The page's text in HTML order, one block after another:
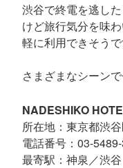
渋谷で終電を逃し
けど旅行気分を味
軽に利用できそうで
さまざまなシーン
NADESHIKO
所在地：東京都渋
電話番号：03-
最寄駅：神泉／渋谷